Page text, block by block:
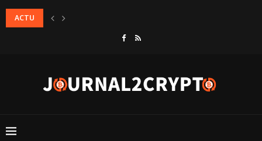
ACTU
Comment déléguer totalement la gestion locative de ses biens en